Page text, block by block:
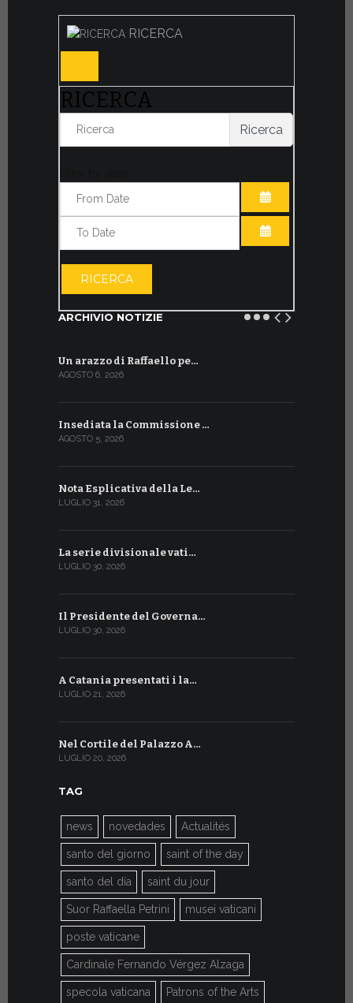
RICERCA
RICERCA
Ricerca
APRI IL
RICERCA
ARCHIVIO NOTIZIE
Un arazzo di Raffaello pe…
AGOSTO 6, 2026
Insediata la Commissione …
AGOSTO 5, 2026
Nota Esplicativa della Le…
LUGLIO 31, 2026
La serie divisionale vati…
LUGLIO 30, 2026
Il Presidente del Governa…
LUGLIO 30, 2026
A Catania presentati i la…
LUGLIO 21, 2026
Nel Cortile del Palazzo A…
LUGLIO 20, 2026
TAG
news novedades Actualités
santo del giorno saint of the day
santo del día saint du jour
Suor Raffaella Petrini musei vaticani
poste vaticane
Cardinale Fernando Vérgez Alzaga
specola vaticana Patrons of the Arts